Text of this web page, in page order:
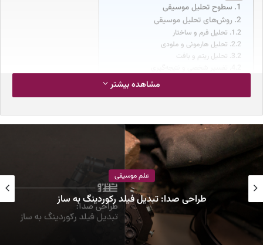
سطوح تحلیل موسیقی
روش‌های تحلیل موسیقی
تحلیل فرم و ساختار
تحلیل هارمونی و ملودی
تحلیل ریتم و بافت
کاربردهای تحلیل موسیقی
سطوح تحلیل موسیقی
تحلیل موسیقی می‌تواند در سطوح مختلفی انجام شود:
تحلیل مقدماتی
: در این سطح، عناصر پایه موسیقی مانند ملودی،
ریتم، هارمونی و فرم به صورت جداگانه بررسی می‌شوند.
تحلیل میانی: در این سطح، روابط بین عناصر مختلف موسیقی
مشاهده بیشتر
علم موسیقی
طراحی صدا: تبدیل فیلد رکوردینگ به ساز